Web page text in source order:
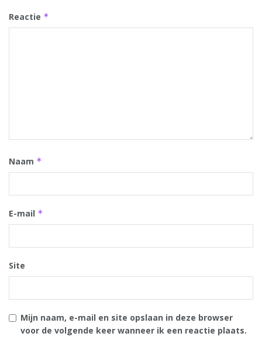
Reactie *
Naam *
E-mail *
Site
Mijn naam, e-mail en site opslaan in deze browser
voor de volgende keer wanneer ik een reactie plaats.